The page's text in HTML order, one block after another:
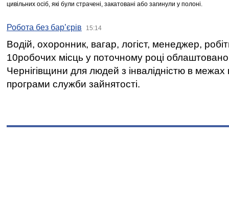
цивільних осіб, які були страчені, закатовані або загинули у полоні.
Робота без бар’єрів 15:14
Водій, охоронник, вагар, логіст, менеджер,
10робочих місць у поточному році
Чернігівщини для людей з інвалідністю в межах
програми служби зайнятості.